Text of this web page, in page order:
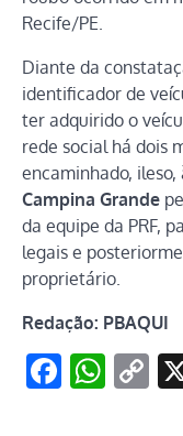
Recife/PE.
Diante da
identificador de
ter adquirido o
rede social há dois
encaminhado, ileso,
Campina Grande
da equipe da PRF,
legais e
proprietário.
Redação: PBAQUI